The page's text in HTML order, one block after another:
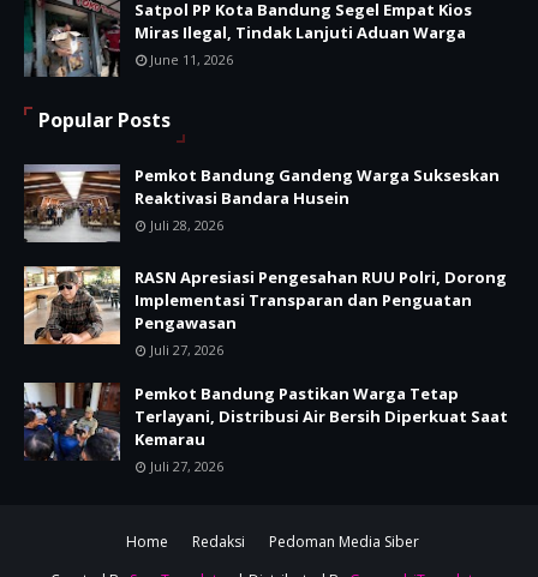
Satpol PP Kota Bandung Segel Empat Kios
Miras Ilegal, Tindak Lanjuti Aduan Warga
June 11, 2026
Popular Posts
Pemkot Bandung Gandeng Warga Sukseskan
Reaktivasi Bandara Husein
Juli 28, 2026
RASN Apresiasi Pengesahan RUU Polri, Dorong
Implementasi Transparan dan Penguatan
Pengawasan
Juli 27, 2026
Pemkot Bandung Pastikan Warga Tetap
Terlayani, Distribusi Air Bersih Diperkuat Saat
Kemarau
Juli 27, 2026
Home Redaksi
Pedoman Media Siber